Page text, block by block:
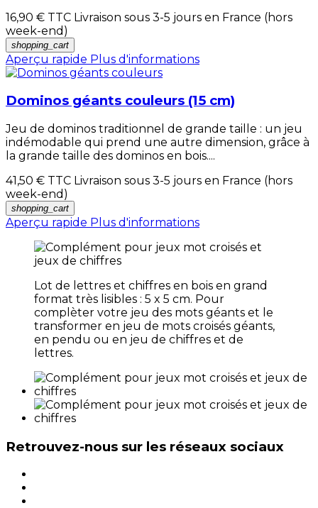
16,90 € TTC Livraison sous 3-5 jours en France (hors
week-end)
shopping_cart
Aperçu rapide Plus d'informations
Dominos géants couleurs (15 cm)
Jeu de dominos traditionnel de grande taille : un jeu
indémodable qui prend une autre dimension, grâce à
la grande taille des dominos en bois....
41,50 € TTC Livraison sous 3-5 jours en France (hors
week-end)
shopping_cart
Aperçu rapide Plus d'informations
Lot de lettres et chiffres en bois en grand
format très lisibles : 5 x 5 cm. Pour
complèter votre jeu des mots géants et le
transformer en jeu de mots croisés géants,
en pendu ou en jeu de chiffres et de
lettres.
Retrouvez-nous sur les réseaux sociaux